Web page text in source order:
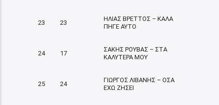
23 23
ΗΛΙΑΣ ΒΡΕΤΤΟΣ – ΚΑΛΑ
ΠΗΓΕ ΑΥΤΟ
24 17
ΣΑΚΗΣ ΡΟΥΒΑΣ – ΣΤΑ
ΚΑΛΥΤΕΡΑ ΜΟΥ
25 24
ΓΙΩΡΓΟΣ ΛΙΒΑΝΗΣ – ΟΣΑ
ΕΧΩ ΖΗΣΕΙ